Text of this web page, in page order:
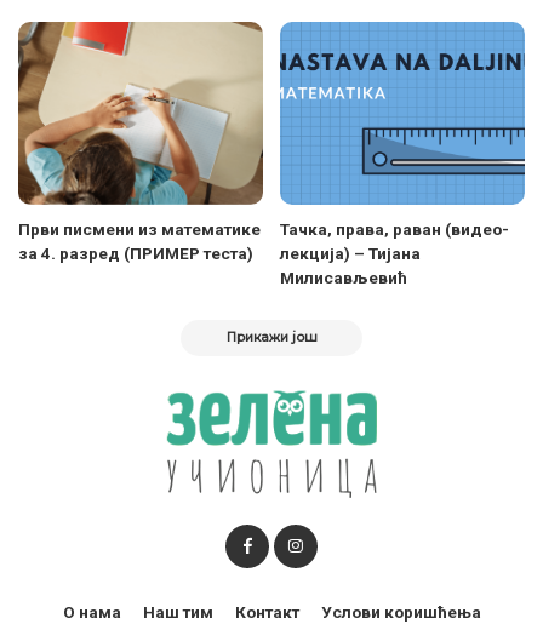
Први писмени из математике
за 4. разред (ПРИМЕР теста)
Тачка, права, раван (видео-
лекција) – Тијана
Милисављевић
Прикажи још
О нама Наш тим Контакт Услови коришћења